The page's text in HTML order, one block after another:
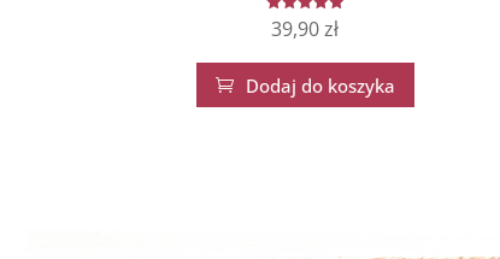
Oceniono
5
39,90zł
 Dodaj do koszyka